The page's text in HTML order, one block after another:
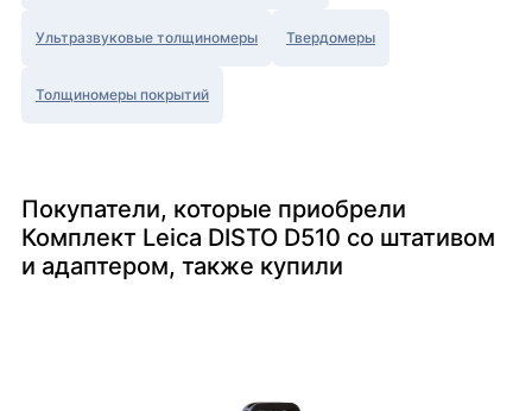
Ультразвуковые толщиномеры Твердомеры
Толщиномеры покрытий
Покупатели, которые приобрели
Комплект Leica DISTO D510 со штативом
и адаптером, также купили